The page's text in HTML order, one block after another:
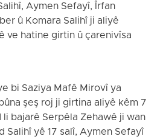
Aymen Sefayî, Îrfan
û Komara Salihî ji aliyê
ve hatine girtin û çarenivîsa
bi Saziya Mafê Mirovî ya
şeş roj ji girtina aliyê kêm 7
bajarê Serpêla Zehawê ji wan
Salihî yê 17 salî, Aymen Sefayî